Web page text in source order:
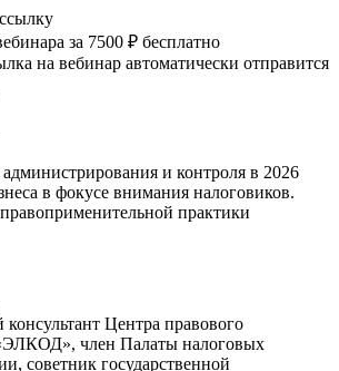
за 7500 ₽ бесплатно
на вебинар автоматически отправится
и контроля в 2026
в фокусе внимания налоговиков.
практики
Центра правового
член Палаты налоговых
советник государственной